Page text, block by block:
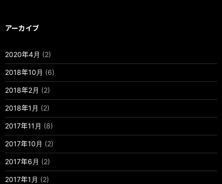
アーカイブ
2020年4月 (2)
2018年10月 (6)
2018年2月 (2)
2018年1月 (2)
2017年11月 (8)
2017年10月 (2)
2017年6月 (2)
2017年1月 (2)